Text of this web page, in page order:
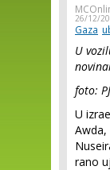
26/12/
Gaza
U
foto:
U
rano